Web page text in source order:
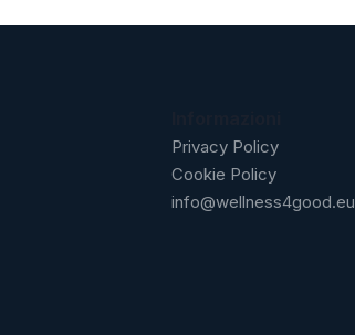
Privacy Policy
Cookie Policy
info@wellness4good.eu